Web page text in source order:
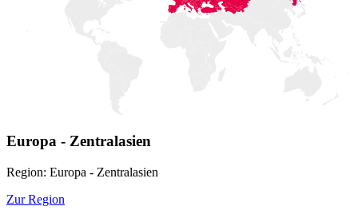
Europa - Zentralasien
Region: Europa - Zentralasien
Zur Region